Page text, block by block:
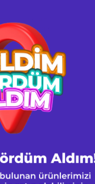
TrackPoint’i
ve geliştirdik.
çekirdekli
bir kullanım
titanyum
bilgisayara göre
kullanıcılar
üretilen
sunduk. Aşırı
akıllı soğutma
Akıllı
algılar.